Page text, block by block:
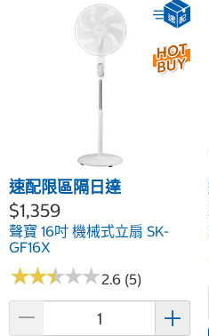
速配限區隔日達
$1,359
聲寶 16吋 機械式立扇 SK-
GF16X
★★★★★
★★★★★2.6 (5)